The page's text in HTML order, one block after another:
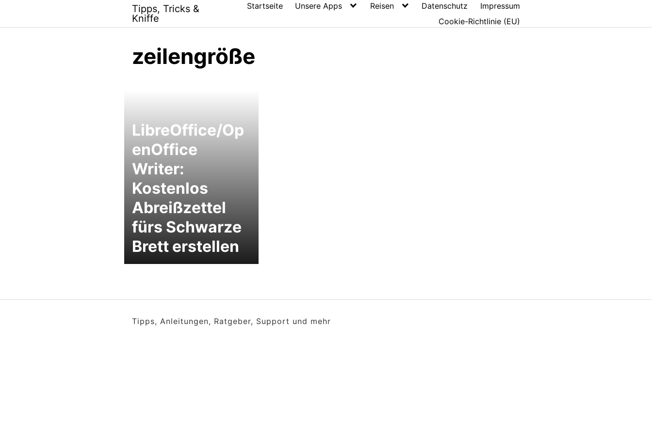
content
Tipps, Tricks &
Kniffe
Startseite Unsere Apps Reisen Datenschutz
Impressum
Cookie-Richtlinie (EU)
zeilengröße
LibreOffice/Op
enOffice
Writer:
Kostenlos
Abreißzettel
fürs Schwarze
Brett erstellen
Tipps, Anleitungen, Ratgeber, Support und mehr